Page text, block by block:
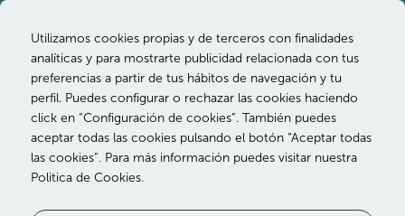
Un club infantil con
las actividades más
divertidas.
Utilizamos cookies propias y de terceros con finalidades
analíticas y para mostrarte publicidad relacionada con tus
preferencias a partir de tus hábitos de navegación y tu
perfil. Puedes configurar o rechazar las cookies haciendo
click en “Configuración de cookies”. También puedes
aceptar todas las cookies pulsando el botón “Aceptar todas
las cookies”. Para más información puedes visitar nuestra
Politica de Cookies.